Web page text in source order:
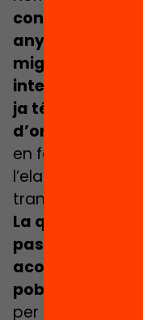
concerts (en
anys), el de
migdia (han
intents de
ja té més d’un
d’orientació
en fase de
l’elaboració i
transcendit cap
La qualitat
passa, en
acompanyar
població que
per no